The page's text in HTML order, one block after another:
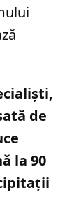
de
la 90